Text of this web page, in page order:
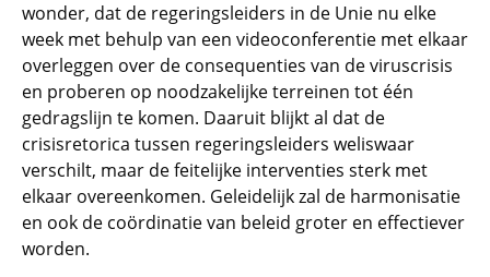
wonder, dat de regeringsleiders in de Unie nu elke
week met behulp van een videoconferentie met elkaar
overleggen over de consequenties van de viruscrisis
en proberen op noodzakelijke terreinen tot één
gedragslijn te komen. Daaruit blijkt al dat de
crisisretorica tussen regeringsleiders weliswaar
verschilt, maar de feitelijke interventies sterk met
elkaar overeenkomen. Geleidelijk zal de harmonisatie
en ook de coördinatie van beleid groter en effectiever
worden.